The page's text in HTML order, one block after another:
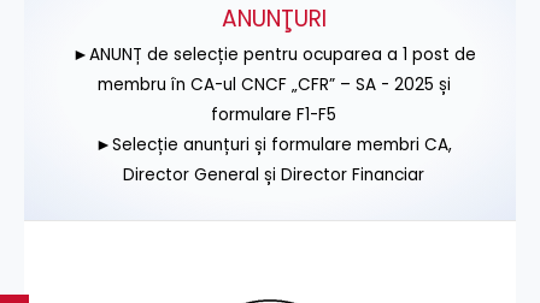
ANUNŢURI
►ANUNȚ de selecție pentru ocuparea a 1 post de
membru în CA-ul CNCF „CFR” – SA - 2025 și
formulare F1-F5
►Selecție anunțuri și formulare membri CA,
Director General și Director Financiar